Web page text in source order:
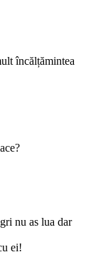
încălțămintea
nu as lua dar
ei!